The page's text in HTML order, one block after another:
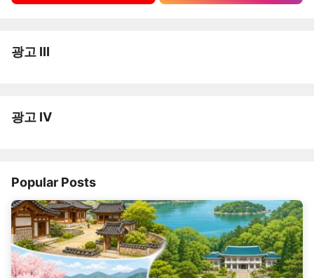
광고 III
광고 IV
Popular Posts